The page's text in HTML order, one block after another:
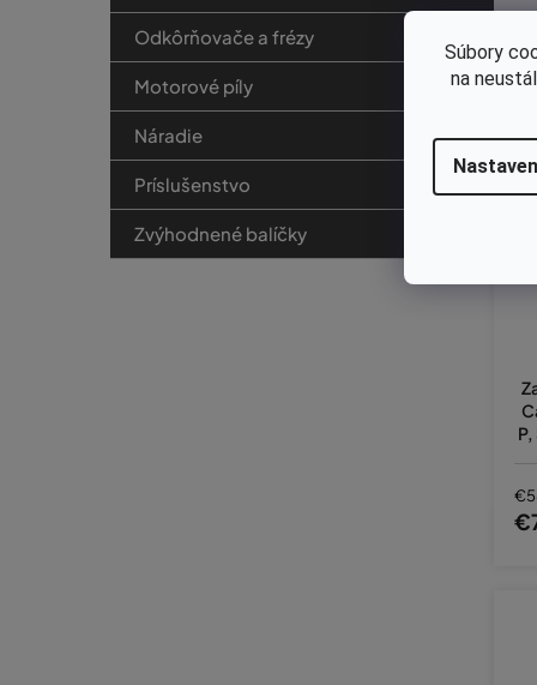
Súbory
na
Odkôrňovače a frézy
Motorové píly
Náradie
Príslušenstvo
Zvýhodnené balíčky